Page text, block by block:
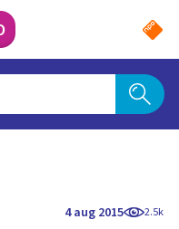
4 aug 2015 2.5k